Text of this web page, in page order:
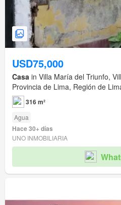
USD75,000
Casa in Villa María del Triunfo,
Provincia de Lima, Región de
316 m²
Agua
Hace 30+ días
UNO INMOBILIARIA